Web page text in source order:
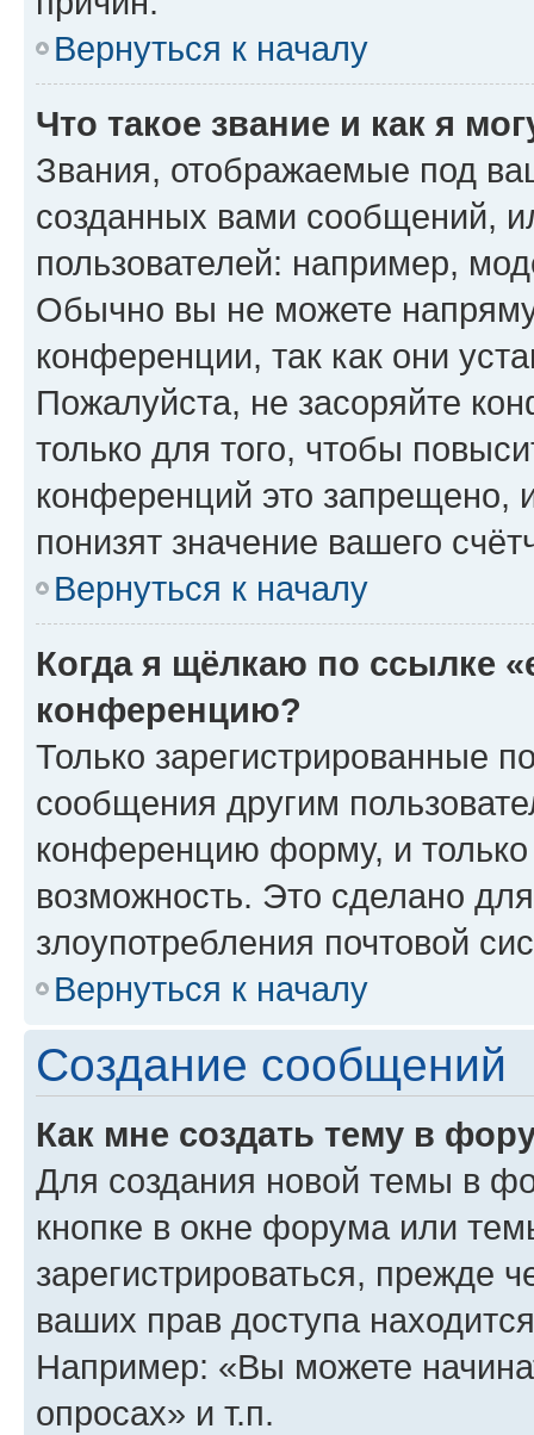
Вернуться к началу
Что такое звание и как я
Звания, отображаемые под
созданных вами сообщений,
пользователей: например,
Обычно вы не можете
конференции, так как они
Пожалуйста, не засоряйте
только для того, чтобы
конференций это запрещено,
понизят значение вашего
Вернуться к началу
Когда я щёлкаю по ссылке
конференцию?
Только зарегистрированные
сообщения другим
конференцию форму, и
возможность. Это сделано
злоупотребления почтовой
Вернуться к началу
Создание сообщений
Как мне создать тему в
Для создания новой темы в
кнопке в окне форума или
зарегистрироваться, прежде
ваших прав доступа
Например: «Вы можете
опросах» и т.п.